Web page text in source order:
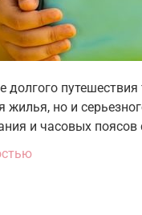
долгого
жилья, но и
и часовых